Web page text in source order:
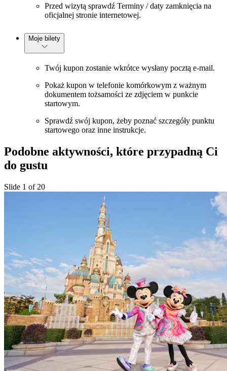
Przed wizytą sprawdź Terminy / daty zamknięcia na
oficjalnej stronie internetowej.
Moje bilety
Twój kupon zostanie wkrótce wysłany pocztą e-mail.
Pokaż kupon w telefonie komórkowym z ważnym
dokumentem tożsamości ze zdjęciem w punkcie
startowym.
Sprawdź swój kupon, żeby poznać szczegóły punktu
startowego oraz inne instrukcje.
Podobne aktywności, które przypadną Ci
do gustu
Slide 1 of 20